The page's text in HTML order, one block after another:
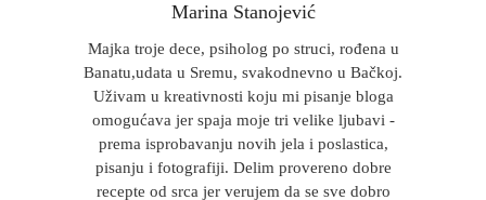
Marina Stanojević
Majka troje dece, psiholog po struci, rođena u
Banatu,udata u Sremu, svakodnevno u Bačkoj.
Uživam u kreativnosti koju mi pisanje bloga
omogućava jer spaja moje tri velike ljubavi -
prema isprobavanju novih jela i poslastica,
pisanju i fotografiji. Delim provereno dobre
recepte od srca jer verujem da se sve dobro